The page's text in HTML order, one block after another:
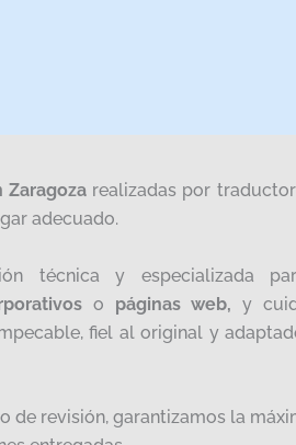
realizadas por
adecuado.
técnica y especializada
o páginas web, y
fiel al original y
de revisión, garantizamos la